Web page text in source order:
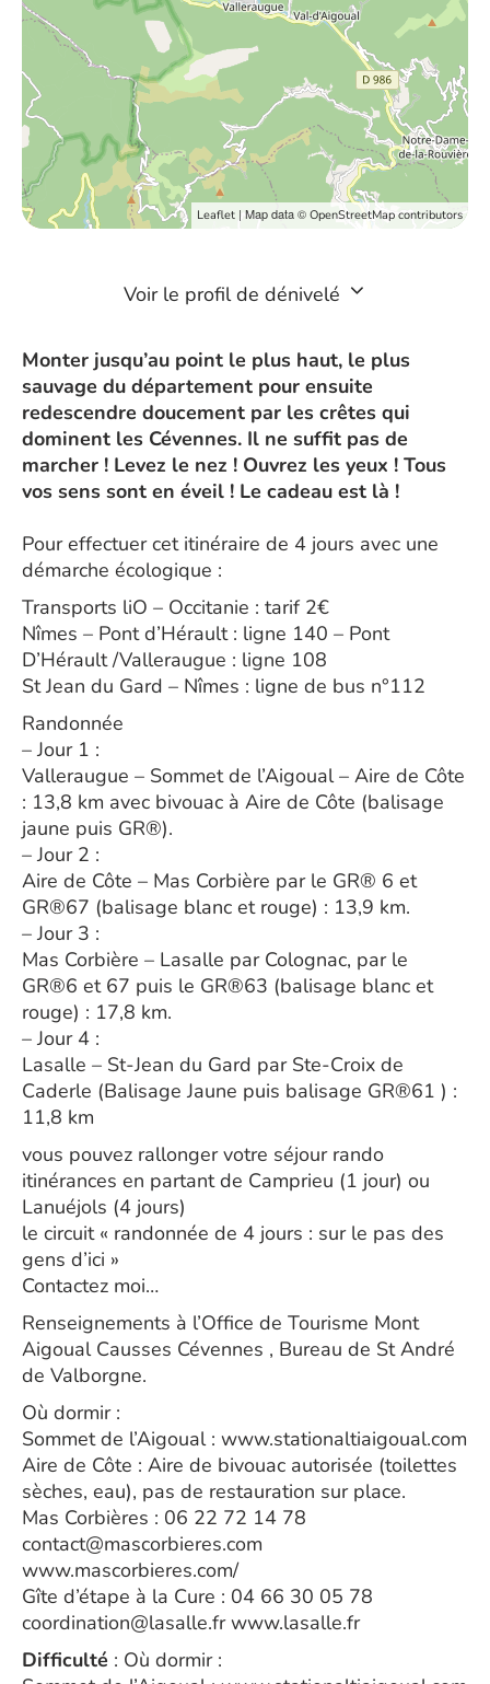
Leaflet | Map data © OpenStreetMap contributors
Voir le profil de dénivelé
Monter jusqu’au point le plus haut, le plus
sauvage du département pour ensuite
redescendre doucement par les crêtes qui
dominent les Cévennes. Il ne suffit pas de
marcher ! Levez le nez ! Ouvrez les yeux ! Tous
vos sens sont en éveil ! Le cadeau est là !
Pour effectuer cet itinéraire de 4 jours avec une
démarche écologique :
Transports liO – Occitanie : tarif 2€
Nîmes – Pont d’Hérault : ligne 140 – Pont
D’Hérault /Valleraugue : ligne 108
St Jean du Gard – Nîmes : ligne de bus n°112
Randonnée
– Jour 1 :
Valleraugue – Sommet de l’Aigoual – Aire de Côte
: 13,8 km avec bivouac à Aire de Côte (balisage
jaune puis GR®).
– Jour 2 :
Aire de Côte – Mas Corbière par le GR® 6 et
GR®67 (balisage blanc et rouge) : 13,9 km.
– Jour 3 :
Mas Corbière – Lasalle par Colognac, par le
GR®6 et 67 puis le GR®63 (balisage blanc et
rouge) : 17,8 km.
– Jour 4 :
Lasalle – St-Jean du Gard par Ste-Croix de
Caderle (Balisage Jaune puis balisage GR®61 ) :
11,8 km
vous pouvez rallonger votre séjour rando
itinérances en partant de Camprieu (1 jour) ou
Lanuéjols (4 jours)
le circuit « randonnée de 4 jours : sur le pas des
gens d’ici »
Contactez moi…
Renseignements à l’Office de Tourisme Mont
Aigoual Causses Cévennes , Bureau de St André
de Valborgne.
Où dormir :
Sommet de l’Aigoual : www.stationaltiaigoual.com
Aire de Côte : Aire de bivouac autorisée (toilettes
sèches, eau), pas de restauration sur place.
Mas Corbières : 06 22 72 14 78
contact@mascorbieres.com
www.mascorbieres.com/
Gîte d’étape à la Cure : 04 66 30 05 78
coordination@lasalle.fr www.lasalle.fr
Difficulté : Où dormir :